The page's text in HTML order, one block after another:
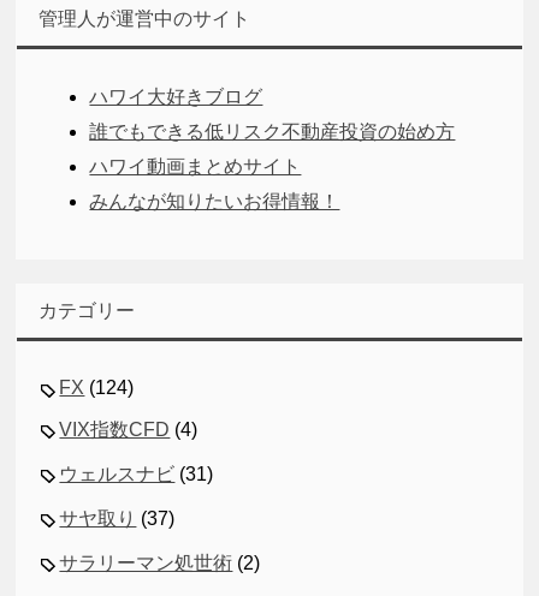
管理人が運営中のサイト
ハワイ大好きブログ
誰でもできる低リスク不動産投資の始め方
ハワイ動画まとめサイト
みんなが知りたいお得情報！
カテゴリー
FX (124)
VIX指数CFD (4)
ウェルスナビ (31)
サヤ取り (37)
サラリーマン処世術 (2)